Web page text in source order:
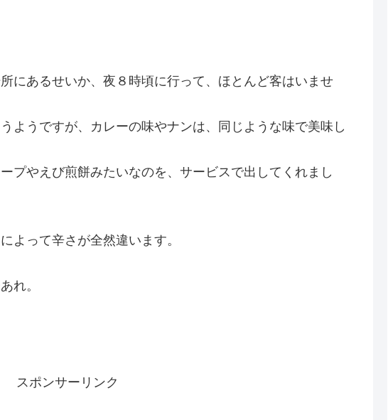
にあるせいか、夜８時頃に行って、ほとんど客はいませ
ようですが、カレーの味やナンは、同じような味で美味し
プやえび煎餅みたいなのを、サービスで出してくれまし
よって辛さが全然違います。
れ。
スポンサーリンク